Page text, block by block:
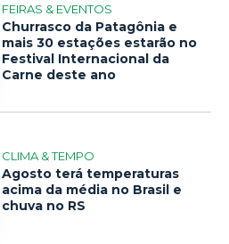
FEIRAS & EVENTOS
Churrasco da Patagônia e
mais 30 estações estarão no
Festival Internacional da
Carne deste ano
CLIMA & TEMPO
Agosto terá temperaturas
acima da média no Brasil e
chuva no RS